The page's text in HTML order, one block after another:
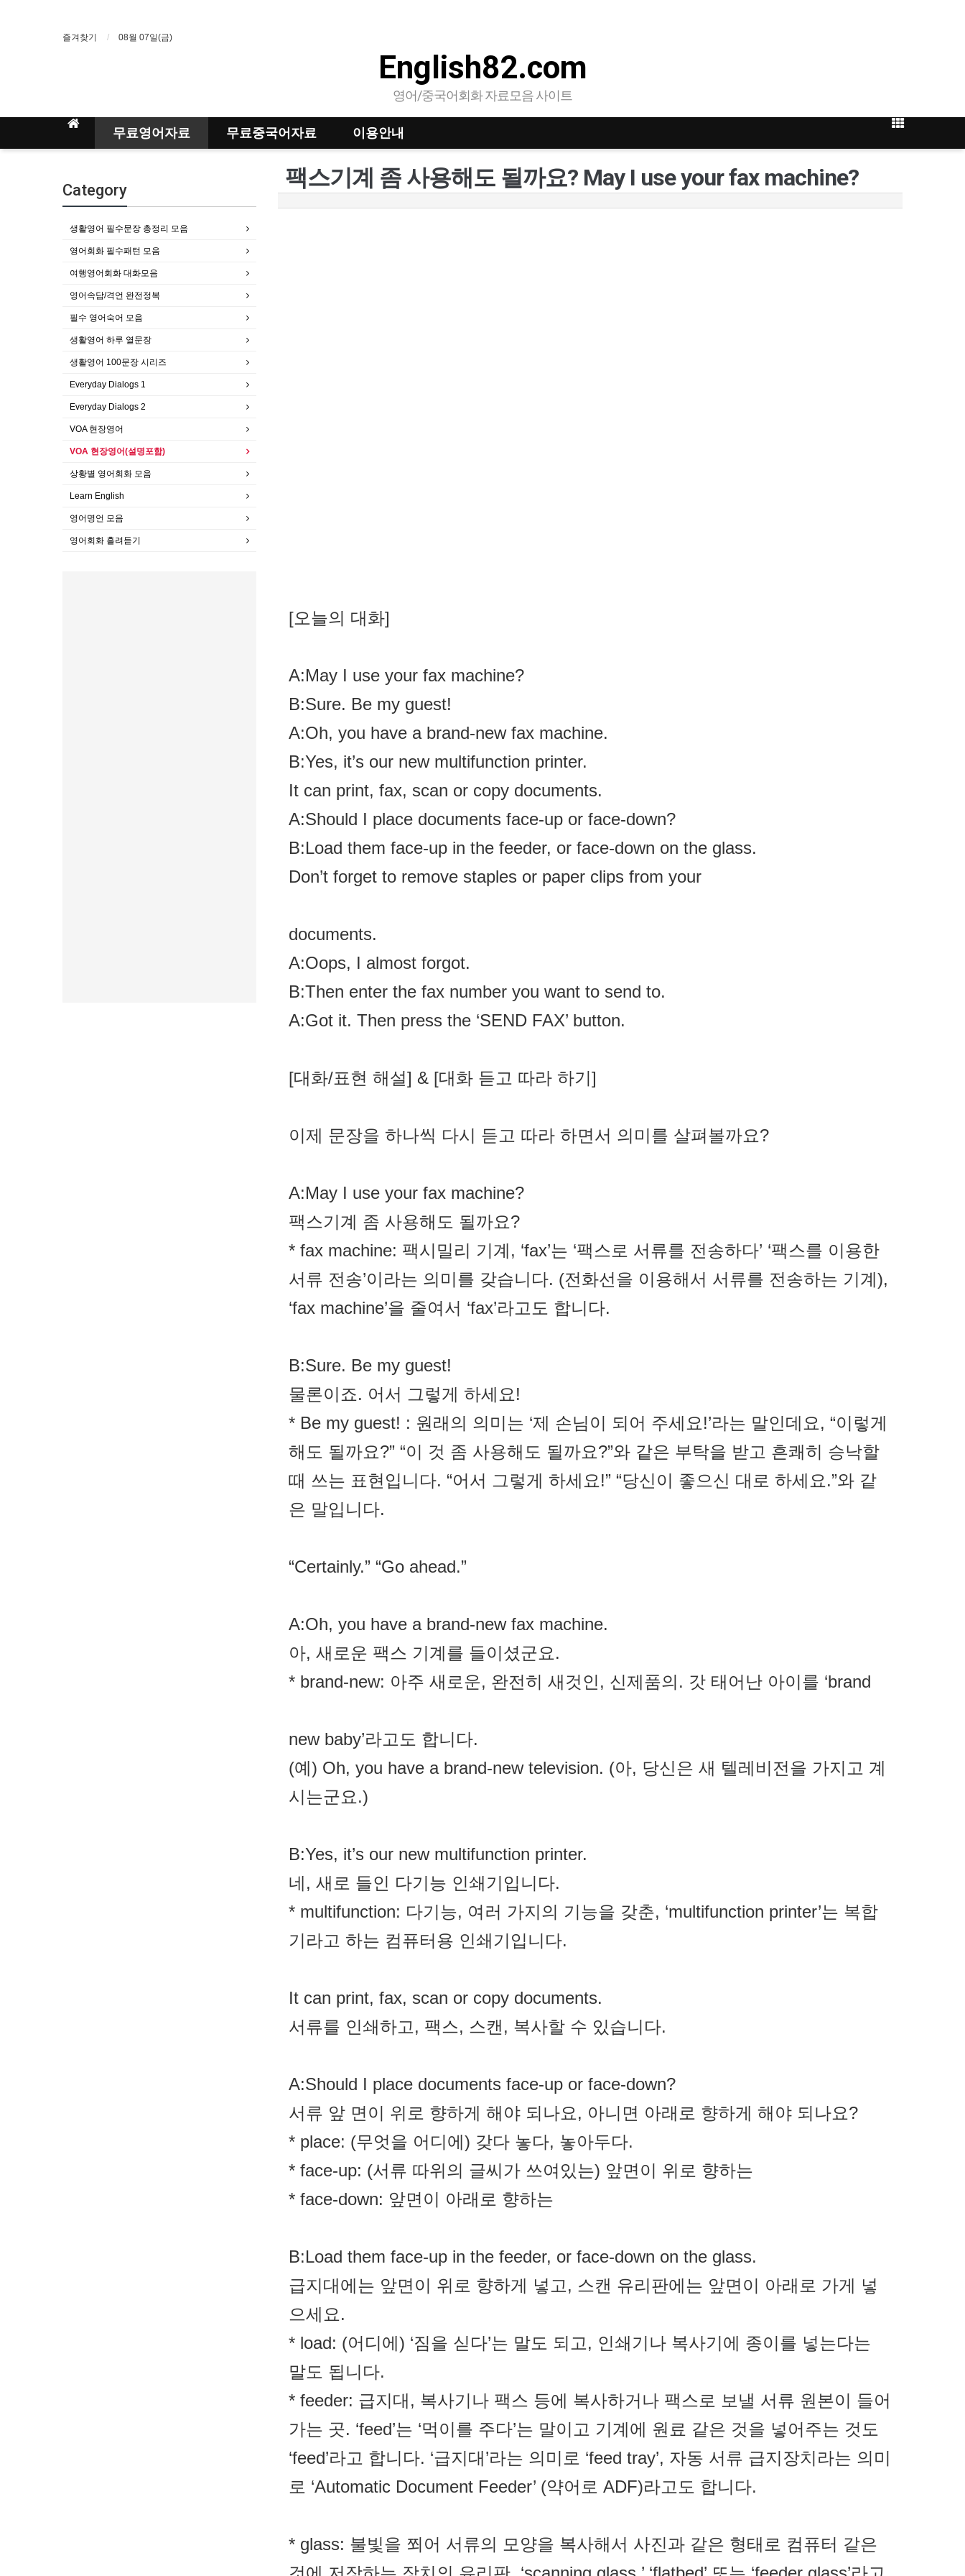
즐겨찾기 08월 07일(금)
English82.com
영어/중국어회화 자료모음 사이트
무료영어자료 무료중국어자료 이용안내
팩스기계 좀 사용해도 될까요? May I use your fax machine?
[오늘의 대화]
A:May I use your fax machine?
B:Sure. Be my guest!
A:Oh, you have a brand-new fax machine.
B:Yes, it’s our new multifunction printer.
It can print, fax, scan or copy documents.
A:Should I place documents face-up or face-down?
B:Load them face-up in the feeder, or face-down on the glass.
Don’t forget to remove staples or paper clips from your
documents.
A:Oops, I almost forgot.
B:Then enter the fax number you want to send to.
A:Got it. Then press the ‘SEND FAX’ button.
[대화/표현 해설] & [대화 듣고 따라 하기]
이제 문장을 하나씩 다시 듣고 따라 하면서 의미를 살펴볼까요?
A:May I use your fax machine?
팩스기계 좀 사용해도 될까요?
* fax machine: 팩시밀리 기계, ‘fax’는 ‘팩스로 서류를 전송하다’ ‘팩스를 이용한
서류 전송’이라는 의미를 갖습니다. (전화선을 이용해서 서류를 전송하는 기계),
‘fax machine’을 줄여서 ‘fax’라고도 합니다.
B:Sure. Be my guest!
물론이죠. 어서 그렇게 하세요!
* Be my guest! : 원래의 의미는 ‘제 손님이 되어 주세요!’라는 말인데요, “이렇게
해도 될까요?” “이 것 좀 사용해도 될까요?”와 같은 부탁을 받고 흔쾌히 승낙할
때 쓰는 표현입니다. “어서 그렇게 하세요!” “당신이 좋으신 대로 하세요.”와 같
은 말입니다.
“Certainly.” “Go ahead.”
A:Oh, you have a brand-new fax machine.
아, 새로운 팩스 기계를 들이셨군요.
* brand-new: 아주 새로운, 완전히 새것인, 신제품의. 갓 태어난 아이를 ‘brand
new baby’라고도 합니다.
(예) Oh, you have a brand-new television. (아, 당신은 새 텔레비전을 가지고 계
시는군요.)
B:Yes, it’s our new multifunction printer.
네, 새로 들인 다기능 인쇄기입니다.
* multifunction: 다기능, 여러 가지의 기능을 갖춘, ‘multifunction printer’는 복합
기라고 하는 컴퓨터용 인쇄기입니다.
It can print, fax, scan or copy documents.
서류를 인쇄하고, 팩스, 스캔, 복사할 수 있습니다.
A:Should I place documents face-up or face-down?
서류 앞 면이 위로 향하게 해야 되나요, 아니면 아래로 향하게 해야 되나요?
* place: (무엇을 어디에) 갖다 놓다, 놓아두다.
* face-up: (서류 따위의 글씨가 쓰여있는) 앞면이 위로 향하는
* face-down: 앞면이 아래로 향하는
B:Load them face-up in the feeder, or face-down on the glass.
급지대에는 앞면이 위로 향하게 넣고, 스캔 유리판에는 앞면이 아래로 가게 넣
으세요.
* load: (어디에) ‘짐을 싣다’는 말도 되고, 인쇄기나 복사기에 종이를 넣는다는
말도 됩니다.
* feeder: 급지대, 복사기나 팩스 등에 복사하거나 팩스로 보낼 서류 원본이 들어
가는 곳. ‘feed’는 ‘먹이를 주다’는 말이고 기계에 원료 같은 것을 넣어주는 것도
‘feed’라고 합니다. ‘급지대’라는 의미로 ‘feed tray’, 자동 서류 급지장치라는 의미
로 ‘Automatic Document Feeder’ (약어로 ADF)라고도 합니다.
* glass: 불빛을 쬐어 서류의 모양을 복사해서 사진과 같은 형태로 컴퓨터 같은
Category
생활영어 필수문장 총정리 모음
영어회화 필수패턴 모음
여행영어회화 대화모음
영어속담/격언 완전정복
필수 영어숙어 모음
생활영어 하루 열문장
생활영어 100문장 시리즈
Everyday Dialogs 1
Everyday Dialogs 2
VOA 현장영어
VOA 현장영어(설명포함)
상황별 영어회화 모음
Learn English
영어명언 모음
영어회화 흘려듣기